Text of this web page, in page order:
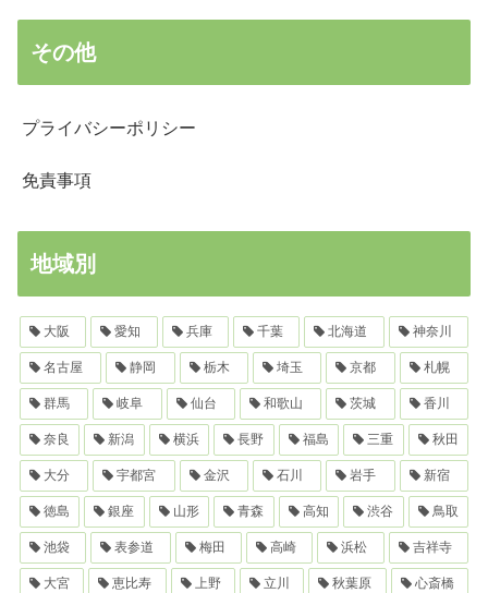
その他
プライバシーポリシー
免責事項
地域別
大阪 愛知 兵庫 千葉 北海道 神奈川
名古屋 静岡 栃木 埼玉 京都 札幌
群馬 岐阜 仙台 和歌山 茨城 香川
奈良 新潟 横浜 長野 福島 三重 秋田
大分 宇都宮 金沢 石川 岩手 新宿
徳島 銀座 山形 青森 高知 渋谷 鳥取
池袋 表参道 梅田 高崎 浜松 吉祥寺
大宮 恵比寿 上野 立川 秋葉原 心斎橋